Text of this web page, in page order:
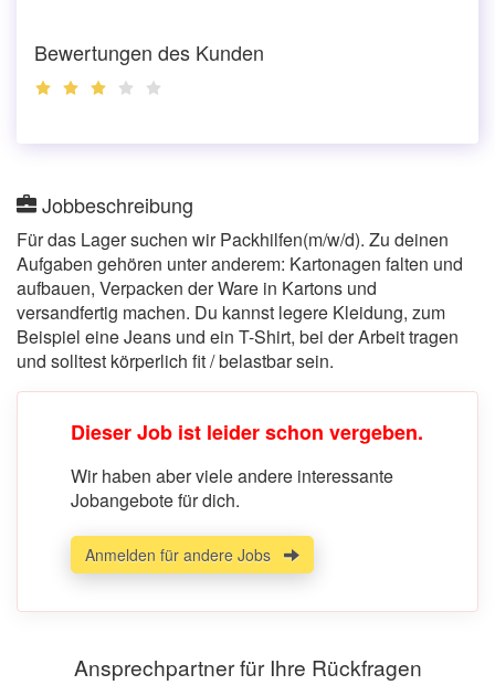
Bewertungen des Kunden
Jobbeschreibung
Für das Lager suchen wir Packhilfen(m/w/d). Zu deinen
Aufgaben gehören unter anderem: Kartonagen falten und
aufbauen, Verpacken der Ware in Kartons und
versandfertig machen. Du kannst legere Kleidung, zum
Beispiel eine Jeans und ein T-Shirt, bei der Arbeit tragen
und solltest körperlich fit / belastbar sein.
Dieser Job ist leider schon vergeben.
Wir haben aber viele andere interessante
Jobangebote für dich.
Anmelden für andere Jobs
Ansprechpartner für Ihre Rückfragen